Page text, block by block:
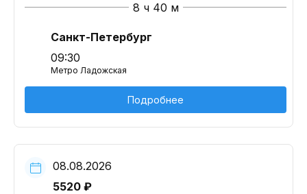
8 ч 40 м
Санкт-Петербург
09:30
Метро Ладожская
Подробнее
08.08.2026
5520 ₽